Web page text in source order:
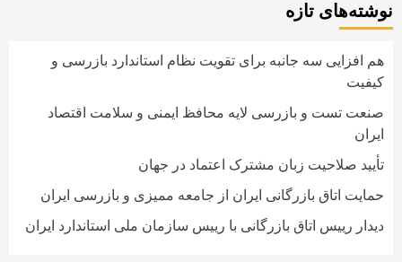
نوشته‌های تازه
هم افزایی سه جانبه برای تقویت نظام استاندارد بازرسی و
کیفیت
صنعت تست و بازرسی لایه محافظ ایمنی و سلامت اقتصاد
ایران
تأیید صلاحیت زبان مشترک اعتماد در جهان
حمایت اتاق بازرگانی ایران از جامعه ممیزی و بازرسی ایران
دیدار رییس اتاق بازرگانی با رییس سازمان ملی استاندارد ایران